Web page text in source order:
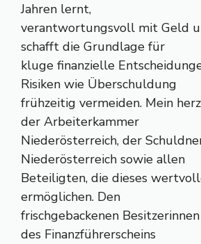
Jahren lernt,
verantwortungsvoll mit Geld
schafft die Grundlage für
kluge finanzielle
Risiken wie Überschuldung
frühzeitig vermeiden. Mein
der Arbeiterkammer
Niederösterreich, der
Niederösterreich sowie allen
Beteiligten, die dieses
ermöglichen. Den
frischgebackenen
des Finanzführerscheins